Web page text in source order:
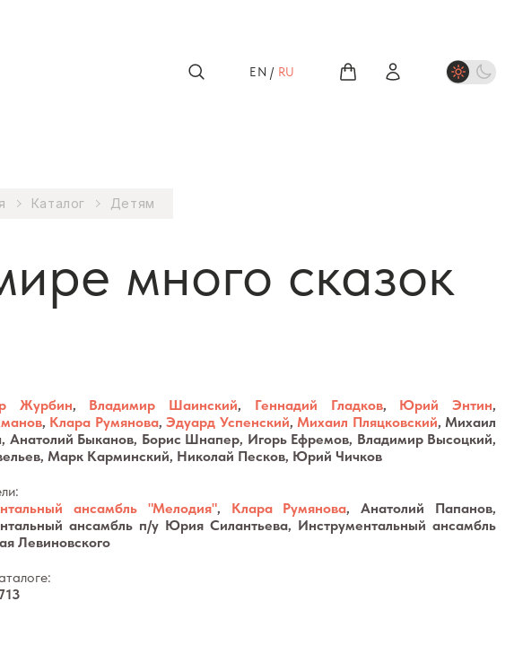
EN / RU
Каталог Детям
много сказок
Журбин, Владимир Шаинский, Геннадий Гладков, Юрий Энтин,
, Клара Румянова, Эдуард Успенский, Михаил Пляцковский, Михаил
Анатолий Быканов, Борис Шнапер, Игорь Ефремов, Владимир Высоцкий,
Марк Карминский, Николай Песков, Юрий Чичков
ансамбль "Мелодия", Клара Румянова, Анатолий Папанов,
ансамбль п/у Юрия Силантьева, Инструментальный ансамбль
Левиновского